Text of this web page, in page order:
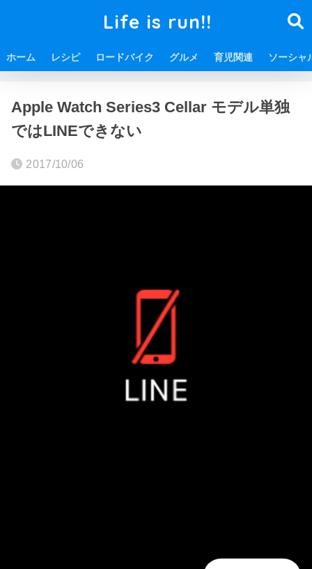
Life is run!!
ホーム レシピ ロードバイク グルメ 育児関連 ソーシャ
ホーム Apple関連
Apple Watch Series3 Cellar モデル単独
ではLINEできない
2017/10/06